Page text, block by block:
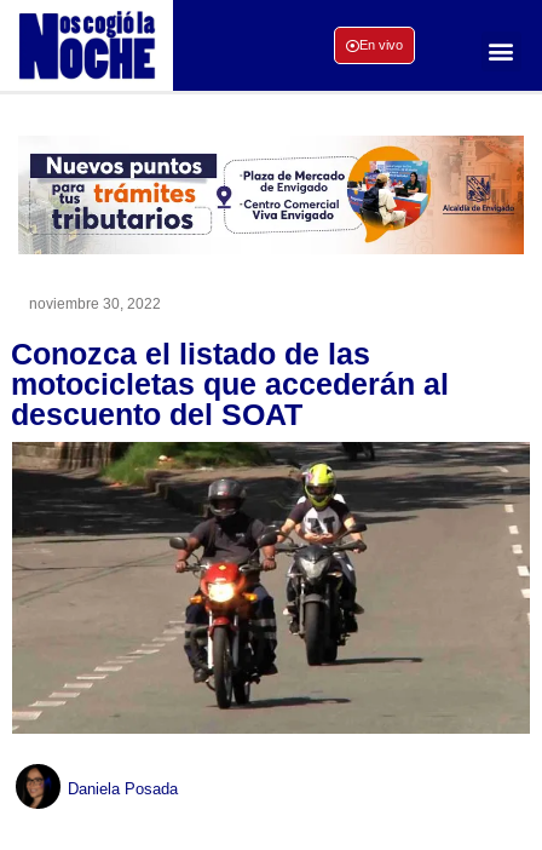
En vivo
noviembre 30, 2022
Conozca el listado de las
motocicletas que accederán al
descuento del SOAT
Daniela Posada